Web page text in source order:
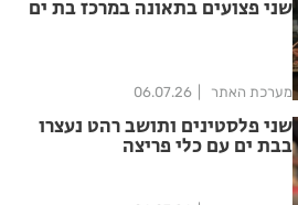
שני פצועים בתאונה במרכז בת ים
מערכת האתר 06.07.26
שני פלסטינים ותושב רהט נעצרו
בבת ים עם כלי פריצה